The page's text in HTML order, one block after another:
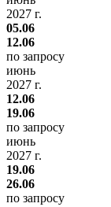
2027 г.
05.06
12.06
по запросу
июнь
2027 г.
12.06
19.06
по запросу
июнь
2027 г.
19.06
26.06
по запросу